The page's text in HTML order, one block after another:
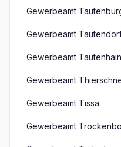
Gewerbeamt
Gewerbeamt
Gewerbeamt Tautenhain
Gewerbeamt
Gewerbeamt Tissa
Gewerbeamt